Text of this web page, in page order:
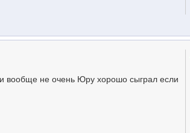
вообще не очень Юру хорошо сыграл если